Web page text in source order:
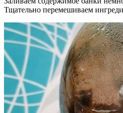
Тщательно перемешиваем